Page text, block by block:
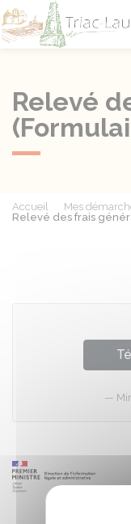
Relevé
Accueil Mes
Relevé des frais